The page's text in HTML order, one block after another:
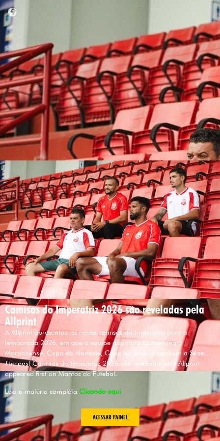
Camisas do Imperatriz 2026 são reveladas pela
Allprint
A Allprint apresentou as novas camisas do Imperatriz para a
temporada 2026, em que a equipe disputa o Campeonato
Maranhense, Copa do Norfeste, Copa do Brasil e também a Série…
The post Camisas do Imperatriz 2026 são reveladas pela Allprint
appeared first on Mantos do Futebol.
Leia a matéria completa Clicando aqui
ACESSAR PAINEL